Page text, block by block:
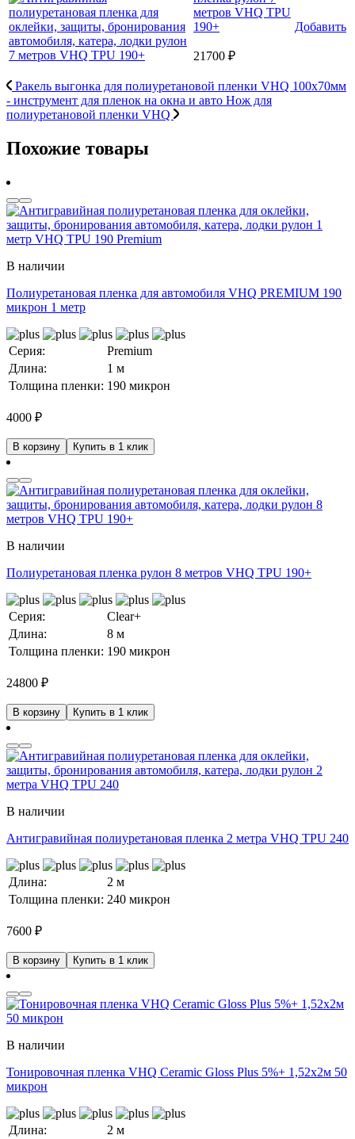
метров VHQ TPU
190+
21700 ₽
Добавить
Ракель выгонка для полиуретановой пленки VHQ 100х70мм
- инструмент для пленок на окна и авто Нож для
полиуретановой пленки VHQ
Похожие товары
В наличии
Полиуретановая пленка для автомобиля VHQ PREMIUM 190
микрон 1 метр
Серия:
Premium
Длина:
1 м
Толщина пленки: 190 микрон
4000 ₽
В корзину Купить в 1 клик
В наличии
Полиуретановая пленка рулон 8 метров VHQ TPU 190+
Серия:
Clear+
Длина:
8 м
Толщина пленки: 190 микрон
24800 ₽
В корзину Купить в 1 клик
В наличии
Антигравийная полиуретановая пленка 2 метра VHQ TPU 240
Длина:
2 м
Толщина пленки: 240 микрон
7600 ₽
В корзину Купить в 1 клик
В наличии
Тонировочная пленка VHQ Ceramic Gloss Plus 5%+ 1,52x2м 50
микрон
Длина:
2 м